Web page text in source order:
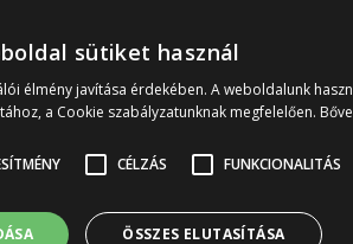
Már
sütiket használ
élmény javítása érdekében. A weboldalunk
a Cookie szabályzatunknak megfelelően.
CÉLZÁS FUNKCIONALITÁS
ÖSSZES ELUTASÍTÁSA